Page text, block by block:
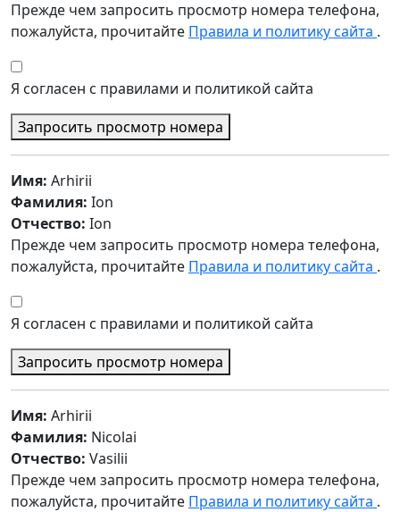
Прежде чем запросить просмотр номера телефона,
пожалуйста, прочитайте Правила и политику сайта .
Я согласен с правилами и политикой сайта
Запросить просмотр номера
Имя: Arhirii
Фамилия: Ion
Отчество: Ion
Прежде чем запросить просмотр номера телефона,
пожалуйста, прочитайте Правила и политику сайта .
Я согласен с правилами и политикой сайта
Запросить просмотр номера
Имя: Arhirii
Фамилия: Nicolai
Отчество: Vasilii
Прежде чем запросить просмотр номера телефона,
пожалуйста, прочитайте Правила и политику сайта .